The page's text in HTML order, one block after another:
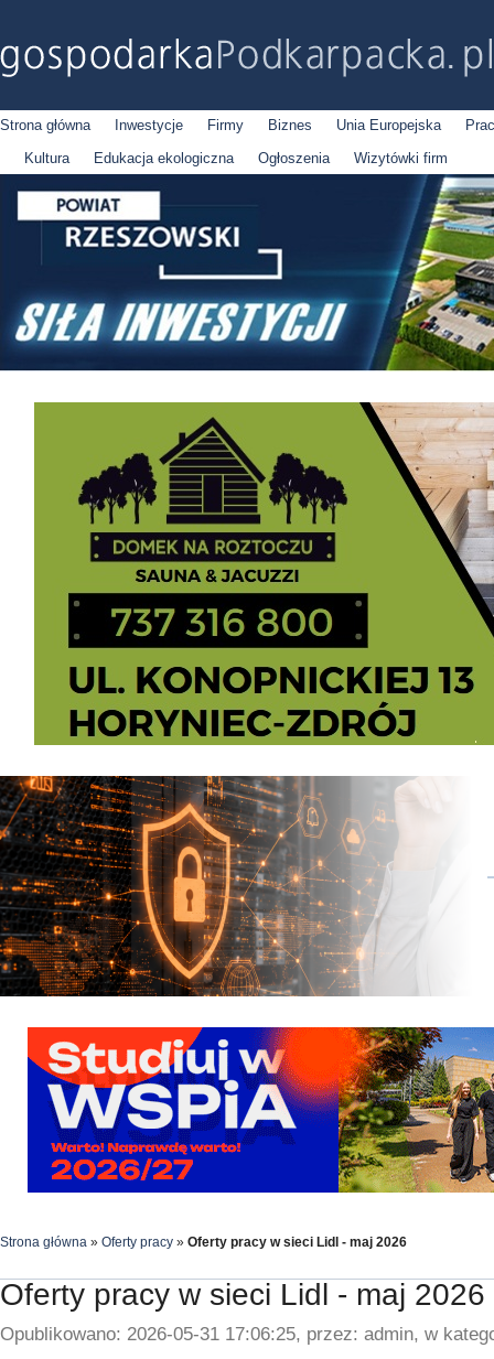
Strona główna Inwestycje Firmy Biznes Unia Europejska
Kultura
Edukacja ekologiczna Ogłoszenia Wizytówki firm
Strona główna » Oferty pracy » Oferty pracy w sieci Lidl - maj 2026
Oferty pracy w sieci Lidl - maj 2026
Opublikowano: 2026-05-31 17:06:25, przez: admin, w